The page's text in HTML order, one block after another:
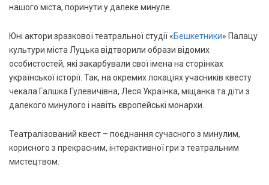
нашого міста, поринути у далеке минуле.
Юні актори зразкової театральної студії «Бешкетники» Палацу
культури міста Луцька відтворили образи відомих
особистостей, які закарбували свої імена на сторінках
української історії. Так, на окремих локаціях учасників квесту
чекала Галшка Гулевичівна, Леся Українка, міщанка та діти з
далекого минулого і навіть європейські монархи.
Театралізований квест – поєднання сучасного з минулим,
корисного з прекрасним, інтерактивної гри з театральним
мистецтвом.